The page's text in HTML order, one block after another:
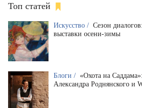
Топ статей
Искусство / Сезон
выставки осени-зимы
Блоги / «Охота на
Александра Роднянского и